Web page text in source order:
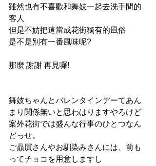
雖然也有不喜歡和舞妓一起去洗手間的
客人
但是不妨把這當成花街獨有的風俗
是不是別有一番風味呢?
那麼 謝謝 再見囉!
舞妓ちゃんとバレンタインデーてあん
まり関係無いと思わはりますやろけど
案外花街では盛んな行事のひとつなん
どっせ。
ご贔屓さんやお馴染みさんには、前も
ってチョコを用意しますし